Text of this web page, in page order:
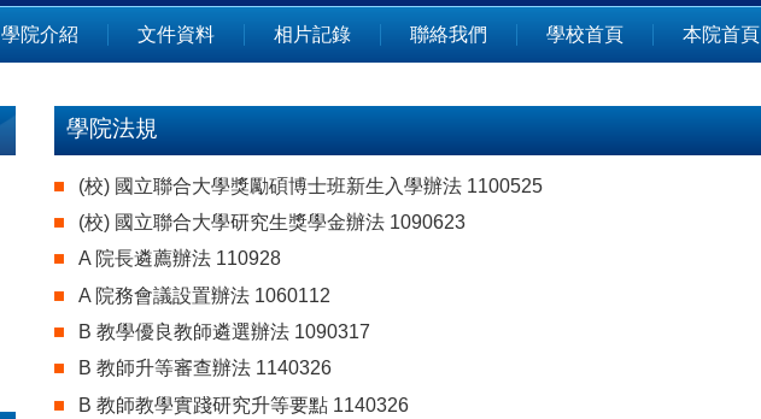
學院介紹 文件資料 相片記錄 聯絡我們 學校首頁 本院首頁
學院法規
(校) 國立聯合大學獎勵碩博士班新生入學辦法 1100525
(校) 國立聯合大學研究生獎學金辦法 1090623
A 院長遴薦辦法 110928
A 院務會議設置辦法 1060112
B 教學優良教師遴選辦法 1090317
B 教師升等審查辦法 1140326
B 教師教學實踐研究升等要點 1140326